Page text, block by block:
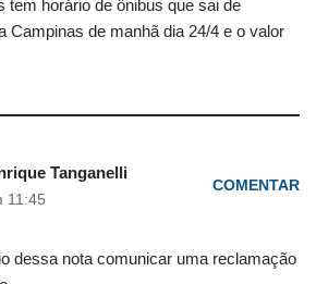
tem horário de ônibus que sai de
Campinas de manhã dia 24/4 e o valor
Tanganelli
11:45
COMENTAR
dessa nota comunicar uma reclamação